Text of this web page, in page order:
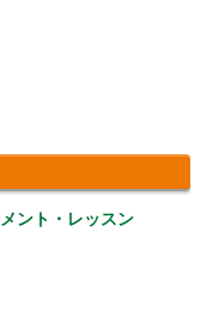
ント・レッスン